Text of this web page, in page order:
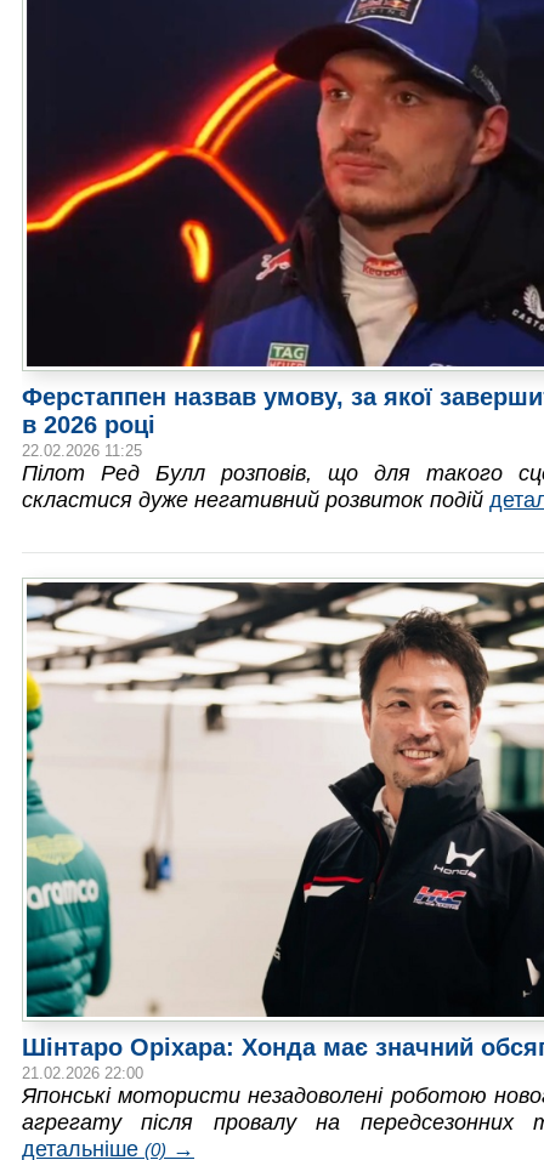
Ферстаппен назвав умову, за якої
в 2026 році
22.02.2026 11:25
Пілот Ред Булл розповів, що для такого
скластися дуже негативний розвиток подій
Шінтаро Оріхара: Хонда має значний
21.02.2026 22:00
Японські мотористи незадоволені роботою
агрегату після провалу на
детальніше (0) →